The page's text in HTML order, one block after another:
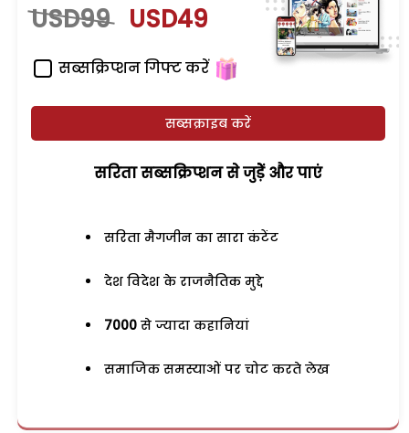
USD99 USD49
सब्सक्रिप्शन गिफ्ट करें
सब्सक्राइब करें
सरिता सब्सक्रिप्शन से जुड़ेें और पाएं
सरिता मैगजीन का सारा कंटेंट
देश विदेश के राजनैतिक मुद्दे
7000 से ज्यादा कहानियां
समाजिक समस्याओं पर चोट करते लेख